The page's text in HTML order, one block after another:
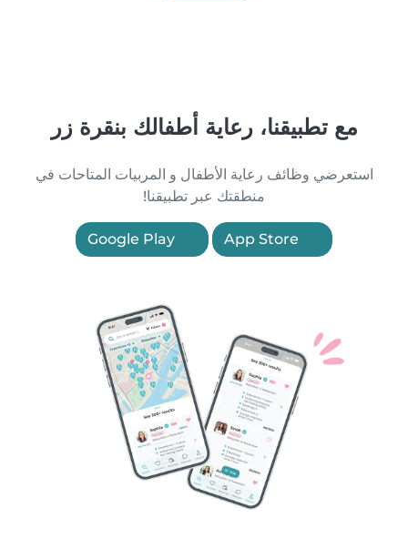
مع تطبيقنا، رعاية أطفالك بنقرة زر
استعرضي وظائف رعاية الأطفال و المربيات المتاحات في
منطقتك عبر تطبيقنا!